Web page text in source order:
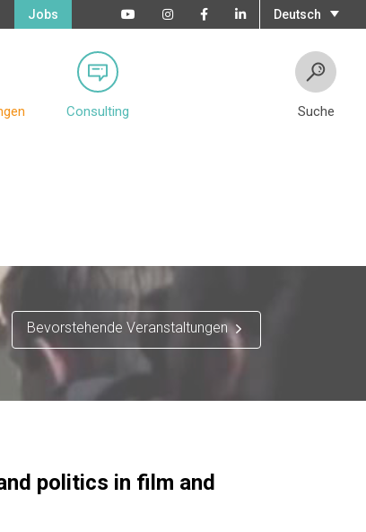
Deutsch
Jobs
Consulting Suche
Bevorstehende Veranstaltungen
politics in film and